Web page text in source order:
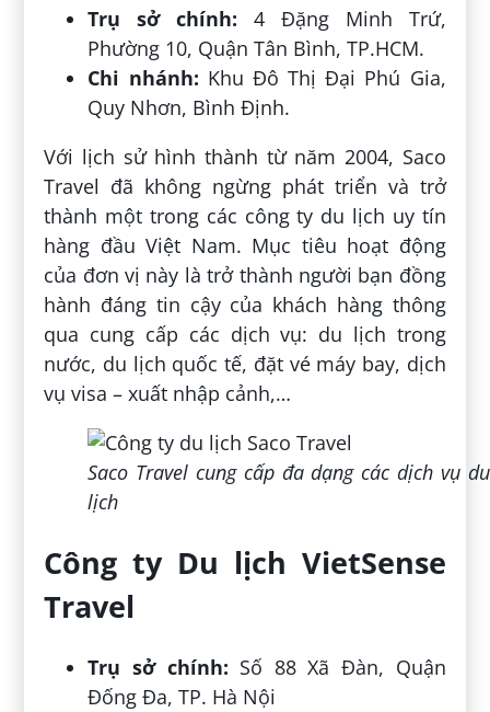
Trụ sở chính: 4 Đặng Minh Trứ,
Phường 10, Quận Tân Bình, TP.HCM.
Chi nhánh: Khu Đô Thị Đại Phú Gia,
Quy Nhơn, Bình Định.
Với lịch sử hình thành từ năm 2004, Saco
Travel đã không ngừng phát triển và trở
thành một trong các công ty du lịch uy tín
hàng đầu Việt Nam. Mục tiêu hoạt động
của đơn vị này là trở thành người bạn đồng
hành đáng tin cậy của khách hàng thông
qua cung cấp các dịch vụ: du lịch trong
nước, du lịch quốc tế, đặt vé máy bay, dịch
vụ visa – xuất nhập cảnh,…
Saco Travel cung cấp đa dạng các dịch vụ du
lịch
Công ty Du lịch VietSense
Travel
Trụ sở chính: Số 88 Xã Đàn, Quận
Đống Đa, TP. Hà Nội